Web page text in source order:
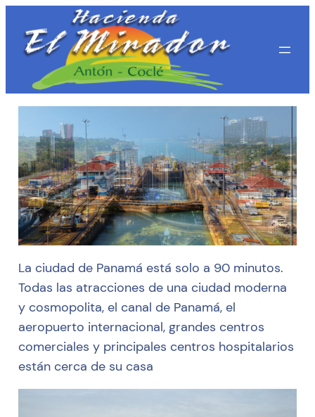
La ciudad de Panamá está solo a 90 minutos.
Todas las atracciones de una ciudad moderna
y cosmopolita, el canal de Panamá, el
aeropuerto internacional, grandes centros
comerciales y principales centros hospitalarios
están cerca de su casa